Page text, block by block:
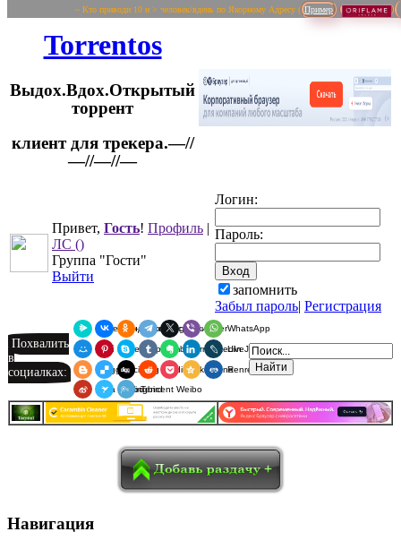
~ Кто приводи 10 и > человек/вдень по Якорному Адресу ( Пример
Torrentos
Выдох.Вдох.Открытый
торрент
Привет, Гость! Профиль |
ЛС ()
Группа "Гости"
Выйти
Логин:
Пароль:
запомнить
Забыл пароль| Регистрация
Похвалить
в
социалках:
Я.Мессенджер
ВКонтакте
Одноклассники
Telegram
X ViberWhatsApp
Мой МирPinterest
SkypeTumblrEvernoteLinkedInLiveJournal
BloggerDelicious
Digg redditPocketQzoneRenren
Sina Weibo
SurfingbirdTencent Weibo
Навигация